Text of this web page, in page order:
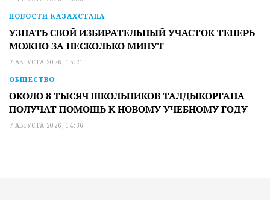
НОВОСТИ КАЗАХСТАНА
УЗНАТЬ СВОЙ ИЗБИРАТЕЛЬНЫЙ УЧАСТОК ТЕПЕРЬ
МОЖНО ЗА НЕСКОЛЬКО МИНУТ
7 АВГУСТА 2026, 15:21
ОБЩЕСТВО
ОКОЛО 8 ТЫСЯЧ ШКОЛЬНИКОВ ТАЛДЫКОРГАНА
ПОЛУЧАТ ПОМОЩЬ К НОВОМУ УЧЕБНОМУ ГОДУ
7 АВГУСТА 2026, 14:36